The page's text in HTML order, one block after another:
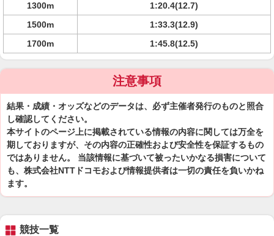
1300m
1:20.4(12.7)
1500m
1:33.3(12.9)
1700m
1:45.8(12.5)
注意事項
結果・成績・オッズなどのデータは、必ず主催者発行のものと照合
し確認してください。
本サイトのページ上に掲載されている情報の内容に関しては万全を
期しておりますが、その内容の正確性および安全性を保証するもの
ではありません。 当該情報に基づいて被ったいかなる損害について
も、株式会社NTTドコモおよび情報提供者は一切の責任を負いかね
ます。
競技一覧